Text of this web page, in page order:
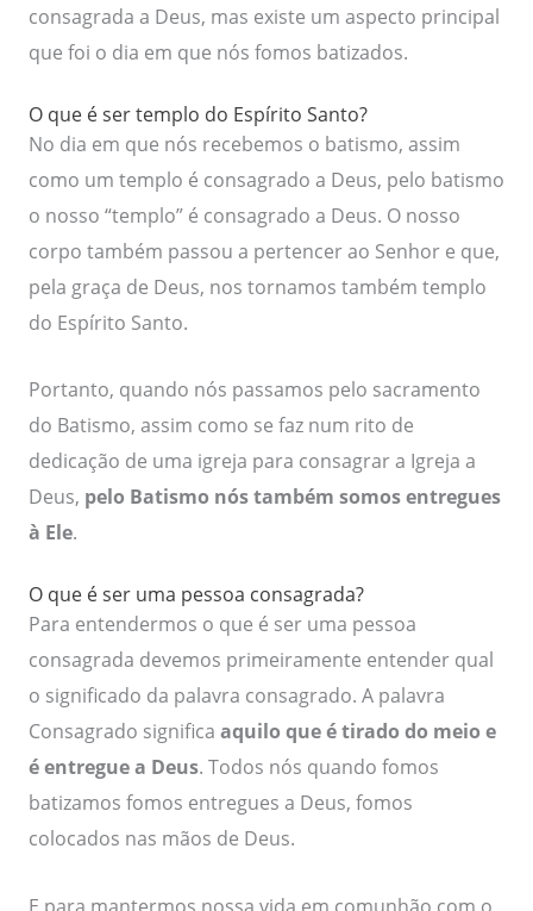
consagrada a Deus, mas existe um aspecto principal
que foi o dia em que nós fomos batizados.
O que é ser templo do Espírito Santo?
No dia em que nós recebemos o batismo, assim
como um templo é consagrado a Deus, pelo batismo
o nosso “templo” é consagrado a Deus. O nosso
corpo também passou a pertencer ao Senhor e que,
pela graça de Deus, nos tornamos também templo
do Espírito Santo.
Portanto, quando nós passamos pelo sacramento
do Batismo, assim como se faz num rito de
dedicação de uma igreja para consagrar a Igreja a
Deus, pelo Batismo nós também somos entregues
à Ele.
O que é ser uma pessoa consagrada?
Para entendermos o que é ser uma pessoa
consagrada devemos primeiramente entender qual
o significado da palavra consagrado. A palavra
Consagrado significa aquilo que é tirado do meio e
é entregue a Deus. Todos nós quando fomos
batizamos fomos entregues a Deus, fomos
colocados nas mãos de Deus.
E para mantermos nossa vida em comunhão com o